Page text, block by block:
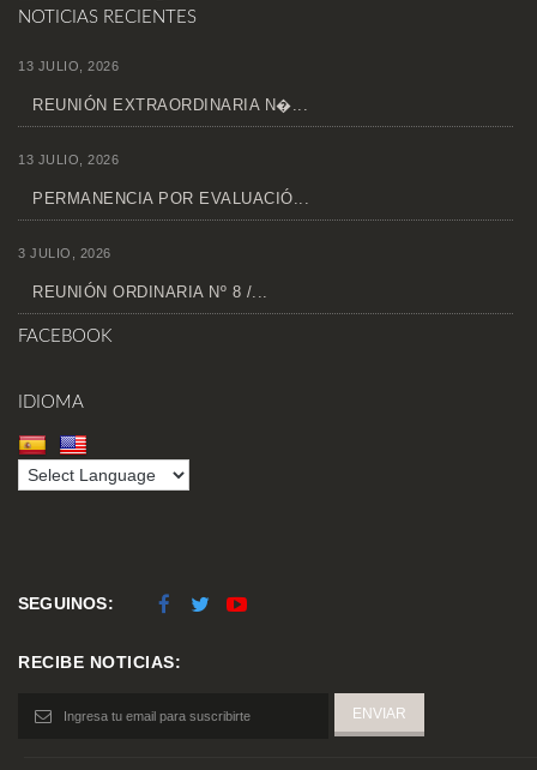
NOTICIAS RECIENTES
13 JULIO, 2026
REUNIÓN EXTRAORDINARIA N�...
13 JULIO, 2026
PERMANENCIA POR EVALUACIÓ...
3 JULIO, 2026
REUNIÓN ORDINARIA Nº 8 /...
FACEBOOK
IDIOMA
SEGUINOS:
RECIBE NOTICIAS: